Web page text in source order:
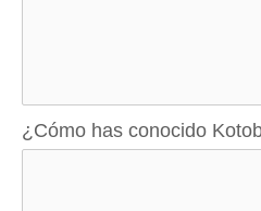
¿Cómo has conocido